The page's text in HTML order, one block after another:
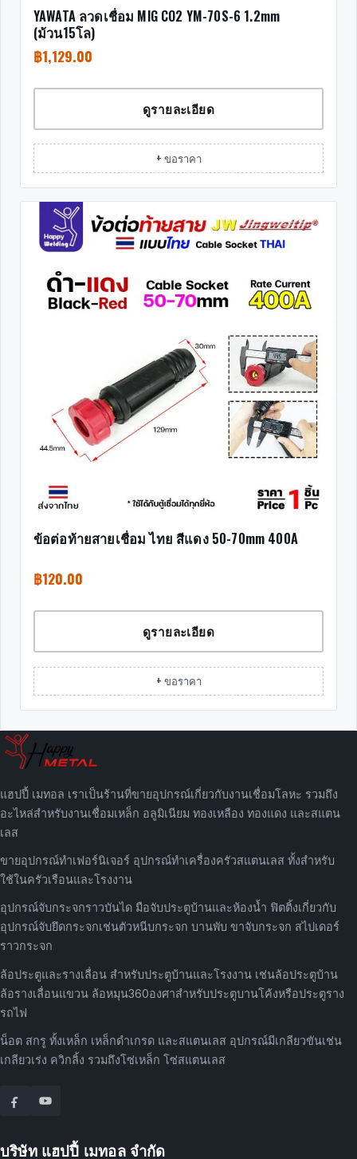
YAWATA ลวดเชื่อม MIG CO2 YM-70S-6 1.2mm
(ม้วน15โล)
฿1,129.00
ดูรายละเอียด
+ ขอราคา
ข้อต่อท้ายสายเชื่อม ไทย สีแดง 50-70mm 400A
฿120.00
ดูรายละเอียด
+ ขอราคา
แฮปปี้ เมทอล เราเป็นร้านที่ขายอุปกรณ์เกี่ยวกับงานเชื่อมโลหะ รวมถึง
อะไหล่สำหรับงานเชื่อมเหล็ก อลูมิเนียม ทองเหลือง ทองแดง และสแตน
เลส
ขายอุปกรณ์ทำเฟอร์นิเจอร์ อุปกรณ์ทำเครื่องครัวสแตนเลส ทั้งสำหรับ
ใช้ในครัวเรือนและโรงงาน
อุปกรณ์จับกระจกราวบันได มือจับประตูบ้านและห้องน้ำ ฟิตติ้งเกี่ยวกับ
อุปกรณ์จับยึดกระจกเช่นตัวหนีบกระจก บานพับ ขาจับกระจก สไปเดอร์
ราวกระจก
ล้อประตูและรางเลื่อน สำหรับประตูบ้านและโรงงาน เช่นล้อประตูบ้าน
ล้อรางเลื่อนแขวน ล้อหมุน360องศาสำหรับประตูบานโค้งหรือประตูราง
รถไฟ
น็อต สกรู ทั้งเหล็ก เหล็กดำเกรด และสแตนเลส อุปกรณ์มีเกลียวขันเช่น
เกลียวเร่ง ควิกลิ้ง รวมถึงโซ่เหล็ก โซ่สแตนเลส
บริษัท แฮปปี้ เมทอล จำกัด